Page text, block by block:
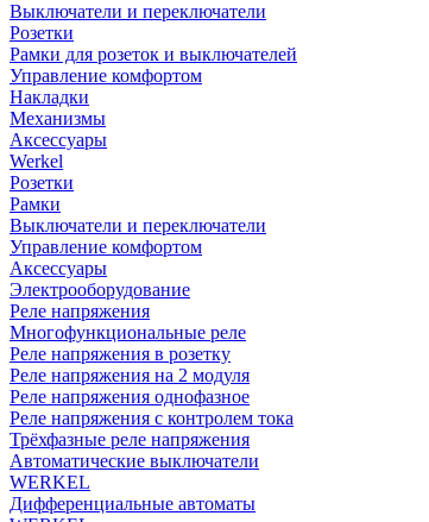
Выключатели и переключатели
Розетки
Рамки для розеток и выключателей
Управление комфортом
Накладки
Механизмы
Аксессуары
Werkel
Розетки
Рамки
Выключатели и переключатели
Управление комфортом
Аксессуары
Электрооборудование
Реле напряжения
Многофункциональные реле
Реле напряжения в розетку
Реле напряжения на 2 модуля
Реле напряжения однофазное
Реле напряжения с контролем тока
Трёхфазные реле напряжения
Автоматические выключатели
WERKEL
Дифференциальные автоматы